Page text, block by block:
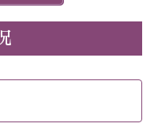
用意
ウト10時